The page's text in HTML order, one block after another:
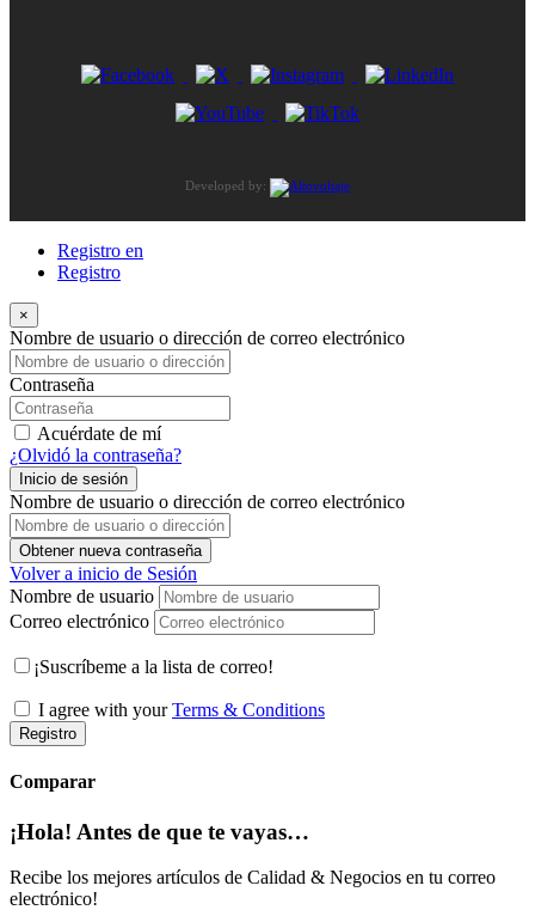
Developed by:
Registro en
Registro
×
Nombre de usuario o dirección de correo electrónico
Contraseña
Acuérdate de mí
¿Olvidó la contraseña?
Inicio de sesión
Nombre de usuario o dirección de correo electrónico
Obtener nueva contraseña
Volver a inicio de Sesión
Nombre de usuario
Correo electrónico
¡Suscríbeme a la lista de correo!
I agree with yourTerms & Conditions
Registro
Comparar
¡Hola! Antes de que te vayas…
Recibe los mejores artículos de Calidad & Negocios en tu correo
electrónico!